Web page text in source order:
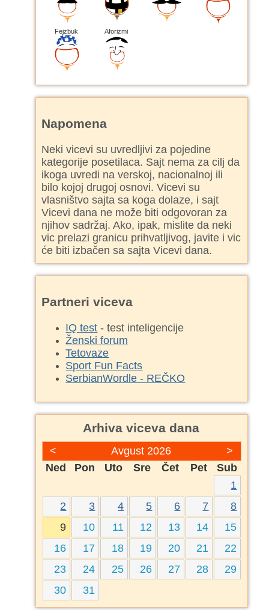
Fejzbuk Aforizmi
Napomena
Neki vicevi su uvredljivi za pojedine
kategorije posetilaca. Sajt nema za cilj da
ikoga uvredi na verskoj, nacionalnoj ili
bilo kojoj drugoj osnovi. Vicevi su
vlasništvo sajta sa koga dolaze, i sajt
Vicevi dana ne može biti odgovoran za
njihov sadržaj. Ako, ipak, mislite da neki
vic prelazi granicu prihvatljivog, javite i vic
će biti izbačen sa sajta Vicevi dana.
Partneri viceva
IQ test - test inteligencije
Ženski forum
Tetovaze
Sport Fun Facts
SerbianWordle - REČKO
Arhiva viceva dana
< >
Avgust 2026
Ned
Pon Uto Sre Čet Pet
Sub
1
2
3 4 5 6 7
8
9
10 11 12 13 14
15
16
17 18 19 20 21
22
23
24 25 26 27 28
29
30
31